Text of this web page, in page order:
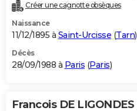
Créer une cagnotte obsèques
Naissance
11/12/1895 à Saint-Urcisse (Tarn)
Décès
28/09/1988 à Paris (Paris)
Francois DE LIGONDES